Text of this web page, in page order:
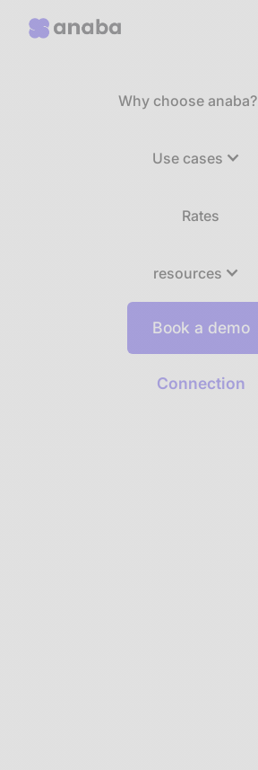
Why choose anaba?
Use cases
Rates
resources
Book a demo
Connection